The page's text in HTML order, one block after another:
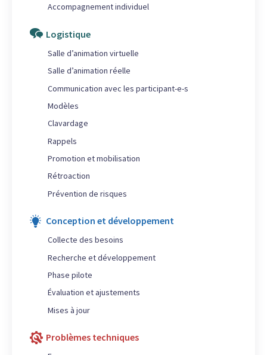
Accompagnement individuel
Logistique
Salle d’animation virtuelle
Salle d’animation réelle
Communication avec les participant-e-s
Modèles
Clavardage
Rappels
Promotion et mobilisation
Rétroaction
Prévention de risques
Conception et développement
Collecte des besoins
Recherche et développement
Phase pilote
Évaluation et ajustements
Mises à jour
Problèmes techniques